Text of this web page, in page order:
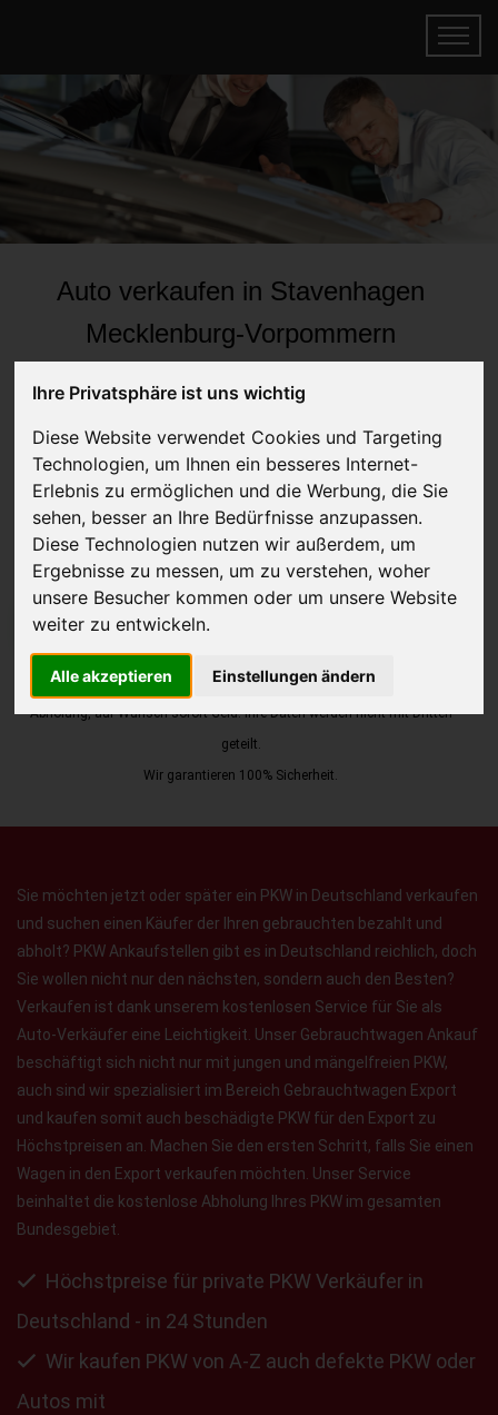
Ihre Privatsphäre ist uns wichtig
Diese Website verwendet Cookies und Targeting
Technologien, um Ihnen ein besseres Internet-
Erlebnis zu ermöglichen und die Werbung, die Sie
sehen, besser an Ihre Bedürfnisse anzupassen.
Diese Technologien nutzen wir außerdem, um
Ergebnisse zu messen, um zu verstehen, woher
unsere Besucher kommen oder um unsere Website
weiter zu entwickeln.
Alle akzeptieren Einstellungen ändern
Auto verkaufen in Stavenhagen
Mecklenburg-Vorpommern
Online Auto verkaufen & gratis abholen
lassen
Auf Wunsch sofort Geld für Ihr Auto erhalten
JETZT KOSTENLOSE BEWERTUNG
Kostenloses Angebot
für den Ankauf Ihres Autos inklusive der
Abholung, auf Wunsch sofort Geld. Ihre Daten werden nicht mit Dritten
geteilt.
Wir garantieren 100% Sicherheit.
Sie möchten jetzt oder später ein PKW in Deutschland verkaufen
und suchen einen Käufer der Ihren gebrauchten bezahlt und
abholt? PKW Ankaufstellen gibt es in Deutschland reichlich, doch
Sie wollen nicht nur den nächsten, sondern auch den Besten?
Verkaufen ist dank unserem kostenlosen Service für Sie als
Auto-Verkäufer eine Leichtigkeit. Unser Gebrauchtwagen Ankauf
beschäftigt sich nicht nur mit jungen und mängelfreien PKW,
auch sind wir spezialisiert im Bereich Gebrauchtwagen Export
und kaufen somit auch beschädigte PKW für den Export zu
Höchstpreisen an. Machen Sie den ersten Schritt, falls Sie einen
Wagen in den Export verkaufen möchten. Unser Service
beinhaltet die kostenlose Abholung Ihres PKW im gesamten
Bundesgebiet.
Höchstpreise für private PKW Verkäufer in
Deutschland - in 24 Stunden
Wir kaufen PKW von A-Z auch defekte PKW oder
Autos mit